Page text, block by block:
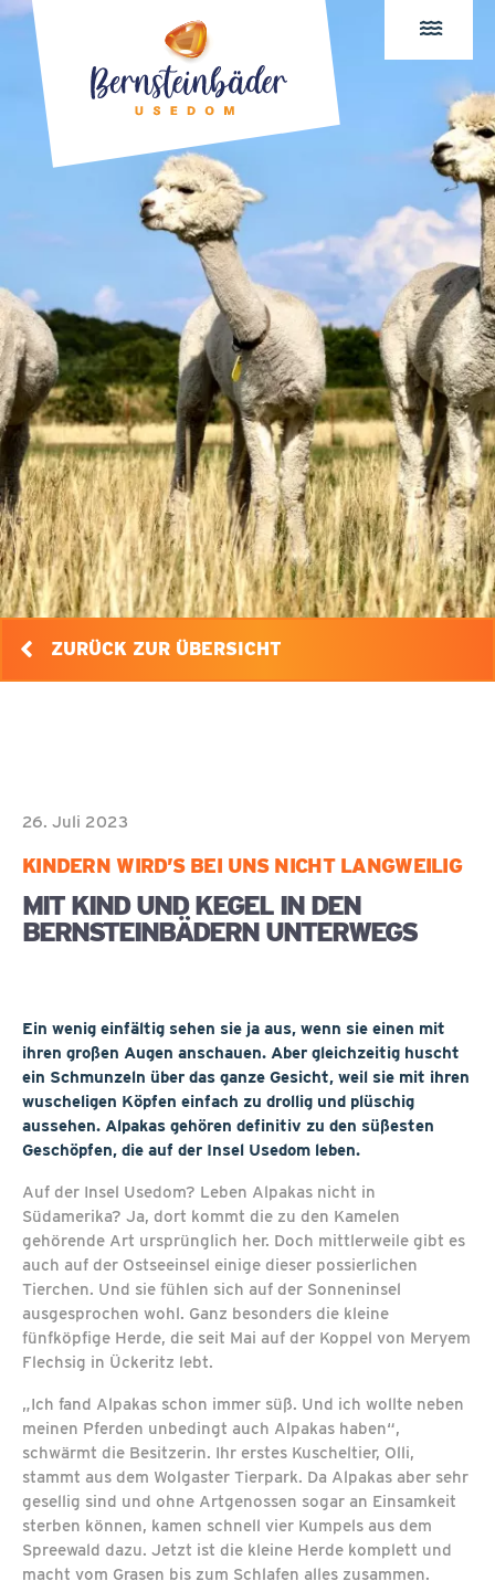
ZURÜCK ZUR ÜBERSICHT
26. Juli 2023
KINDERN WIRD’S BEI UNS NICHT LANGWEILIG
MIT KIND UND KEGEL IN DEN
BERNSTEINBÄDERN UNTERWEGS
Ein wenig einfältig sehen sie ja aus, wenn sie einen mit
ihren großen Augen anschauen. Aber gleichzeitig huscht
ein Schmunzeln über das ganze Gesicht, weil sie mit ihren
wuscheligen Köpfen einfach zu drollig und plüschig
aussehen. Alpakas gehören definitiv zu den süßesten
Geschöpfen, die auf der Insel Usedom leben.
Auf der Insel Usedom? Leben Alpakas nicht in
Südamerika? Ja, dort kommt die zu den Kamelen
gehörende Art ursprünglich her. Doch mittlerweile gibt es
auch auf der Ostseeinsel einige dieser possierlichen
Tierchen. Und sie fühlen sich auf der Sonneninsel
ausgesprochen wohl. Ganz besonders die kleine
fünfköpfige Herde, die seit Mai auf der Koppel von Meryem
Flechsig in Ückeritz lebt.
„Ich fand Alpakas schon immer süß. Und ich wollte neben
meinen Pferden unbedingt auch Alpakas haben“,
schwärmt die Besitzerin. Ihr erstes Kuscheltier, Olli,
stammt aus dem Wolgaster Tierpark. Da Alpakas aber sehr
gesellig sind und ohne Artgenossen sogar an Einsamkeit
sterben können, kamen schnell vier Kumpels aus dem
Spreewald dazu. Jetzt ist die kleine Herde komplett und
macht vom Grasen bis zum Schlafen alles zusammen.